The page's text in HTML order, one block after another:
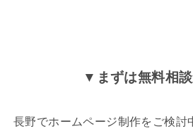
▼まずは無料相
長野でホームページ制作をご検討